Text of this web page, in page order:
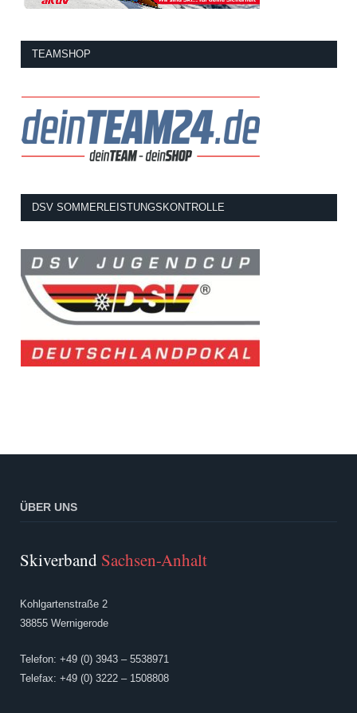
TEAMSHOP
DSV SOMMERLEISTUNGSKONTROLLE
ÜBER UNS
Skiverband Sachsen-Anhalt
Kohlgartenstraße 2
38855 Wernigerode
Telefon: +49 (0) 3943 – 5538971
Telefax: +49 (0) 3222 – 1508808